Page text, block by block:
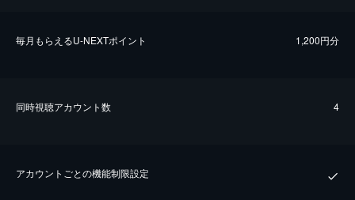
毎⽉もらえるU-NEXTポイント 1,200円分
同時視聴アカウント数 4
アカウントごとの機能制限設定